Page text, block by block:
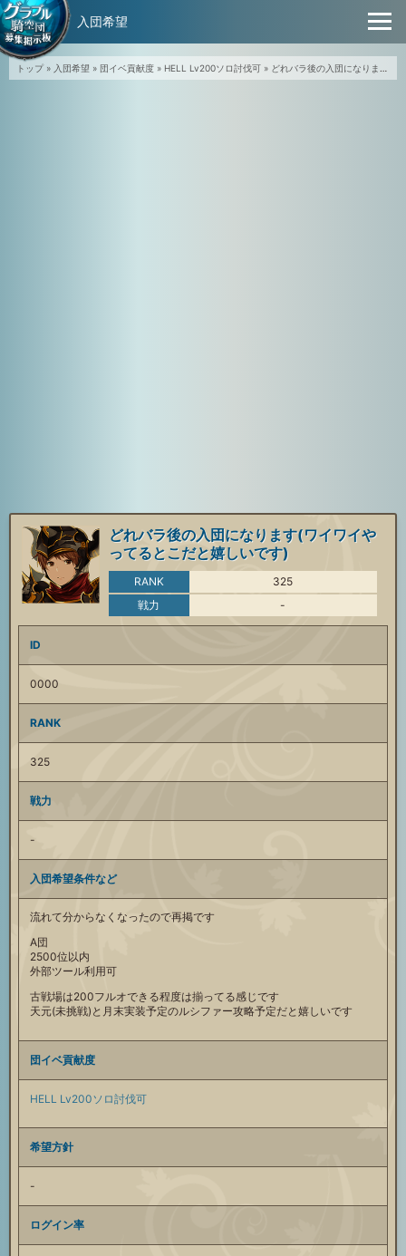
トップ» 入団希望 » 団イベ貢献度 » HELL Lv200ソロ討伐可 » どれバラ後の入団になります(ワイワイやってるとこだと嬉しいです)
どれバラ後の入団になります(ワイワイや
ってるとこだと嬉しいです)
RANK
325
戦力
-
ID
0000
RANK
325
戦力
-
入団希望条件など
流れて分からなくなったので再掲です
A団
2500位以内
外部ツール利用可
古戦場は200フルオできる程度は揃ってる感じです
天元(未挑戦)と月末実装予定のルシファー攻略予定だと嬉しいです
団イベ貢献度
HELL Lv200ソロ討伐可
希望方針
-
ログイン率
入団希望